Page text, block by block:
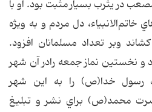
مصعب‌ در يثرب‌ بسيار مثبت‌ بود. او با
خاتم‌الانبياء، دل‌ مردم‌ و به‌ ويژه‌
وبر تعداد مسلمانان‌ افزود.
و نخستين‌ نماز جمعه‌ رادر آن‌ شهر
رسول‌ خدا(ص) را به‌ اين‌ شهر
محمد(ص) براي‌ نشر و تبليغ‌